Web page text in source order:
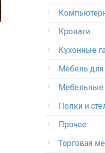
Кровати
Кухонные
Мебель
Полки и
Прочее
Торговая